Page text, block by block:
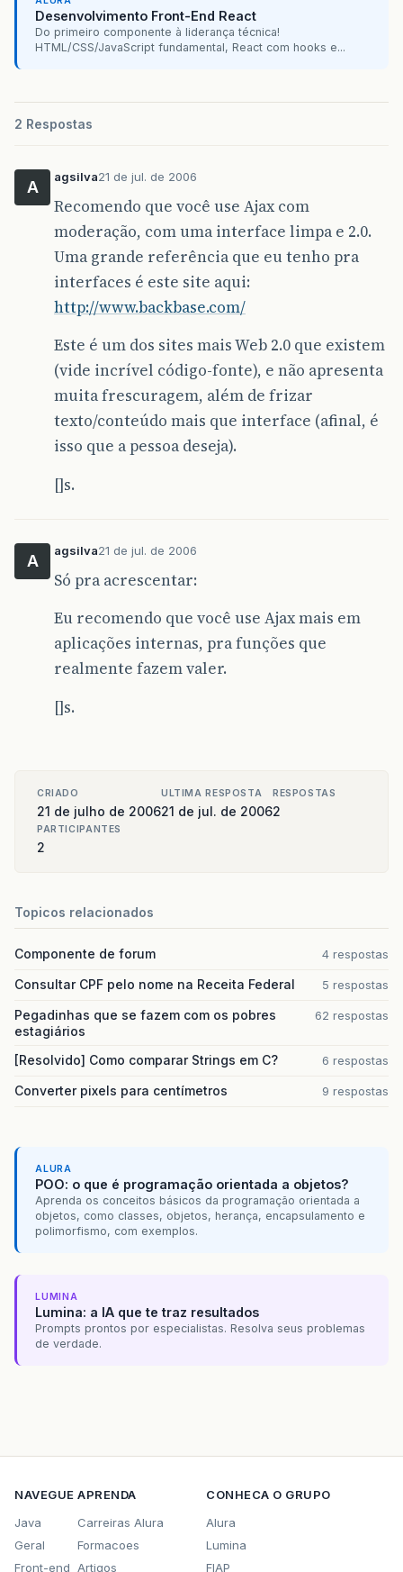
Desenvolvimento Front-End React
Do primeiro componente à liderança técnica!
HTML/CSS/JavaScript fundamental, React com hooks e...
2 Respostas
A
agsilva21 de jul. de 2006
Recomendo que você use Ajax com
moderação, com uma interface limpa e 2.0.
Uma grande referência que eu tenho pra
interfaces é este site aqui:
http://www.backbase.com/
Este é um dos sites mais Web 2.0 que existem
(vide incrível código-fonte), e não apresenta
muita frescuragem, além de frizar
texto/conteúdo mais que interface (afinal, é
isso que a pessoa deseja).
[]s.
A
agsilva21 de jul. de 2006
Só pra acrescentar:
Eu recomendo que você use Ajax mais em
aplicações internas, pra funções que
realmente fazem valer.
[]s.
CRIADO
21 de julho de 2006
ULTIMA RESPOSTA
21 de jul. de 2006
RESPOSTAS
2
PARTICIPANTES
2
Topicos relacionados
Componente de forum 4 respostas
Consultar CPF pelo nome na Receita Federal 5 respostas
Pegadinhas que se fazem com os pobres
estagiários
62 respostas
[Resolvido] Como comparar Strings em C? 6 respostas
Converter pixels para centímetros 9 respostas
ALURA
POO: o que é programação orientada a objetos?
Aprenda os conceitos básicos da programação orientada a
objetos, como classes, objetos, herança, encapsulamento e
polimorfismo, com exemplos.
LUMINA
Lumina: a IA que te traz resultados
Prompts prontos por especialistas. Resolva seus problemas
de verdade.
NAVEGUE
Java
Geral
Front-end
APRENDA
Carreiras Alura
Formacoes
Artigos
CONHECA O GRUPO
Alura
Lumina
FIAP